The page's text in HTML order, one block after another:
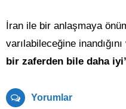
İran ile bir anlaşmaya
varılabileceğine
bir zaferden bile daha iyi’
Yorumlar